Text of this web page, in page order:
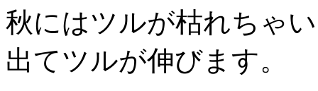
秋にはツルが枯れちゃ
出てツルが伸びます。